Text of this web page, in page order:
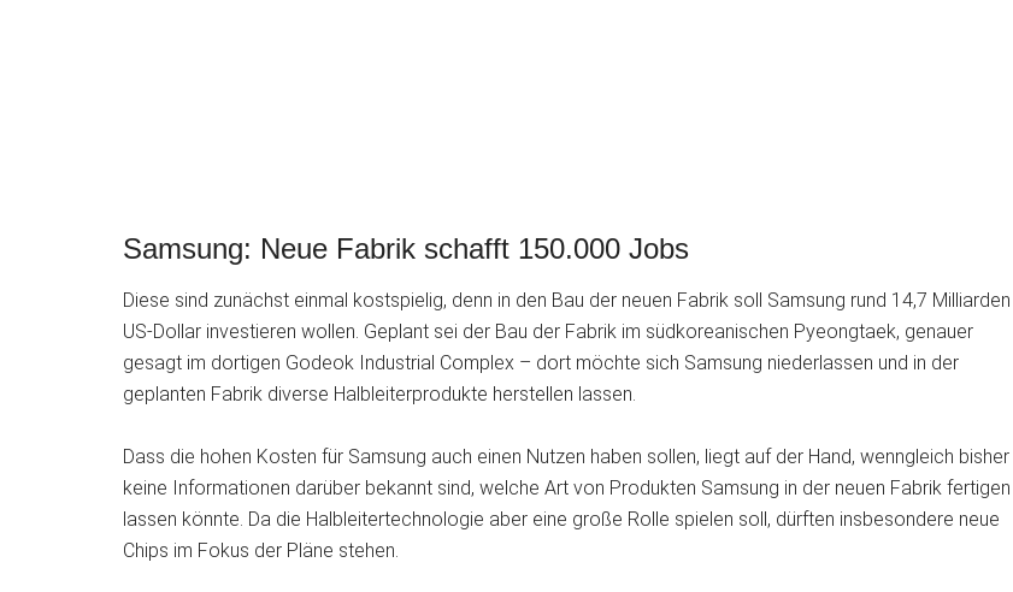
Samsung: Neue Fabrik schafft 150.000 Jobs
Diese sind zunächst einmal kostspielig, denn in den Bau der neuen Fabrik soll Samsung rund 14,7 Milliarden
US-Dollar investieren wollen. Geplant sei der Bau der Fabrik im südkoreanischen Pyeongtaek, genauer
gesagt im dortigen Godeok Industrial Complex – dort möchte sich Samsung niederlassen und in der
geplanten Fabrik diverse Halbleiterprodukte herstellen lassen.
Dass die hohen Kosten für Samsung auch einen Nutzen haben sollen, liegt auf der Hand, wenngleich bisher
keine Informationen darüber bekannt sind, welche Art von Produkten Samsung in der neuen Fabrik fertigen
lassen könnte. Da die Halbleitertechnologie aber eine große Rolle spielen soll, dürften insbesondere neue
Chips im Fokus der Pläne stehen.